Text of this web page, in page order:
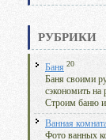
РУБРИКИ
Баня 20
Баня своими
сэкономить на
Строим баню
Ванная
Фото ванных